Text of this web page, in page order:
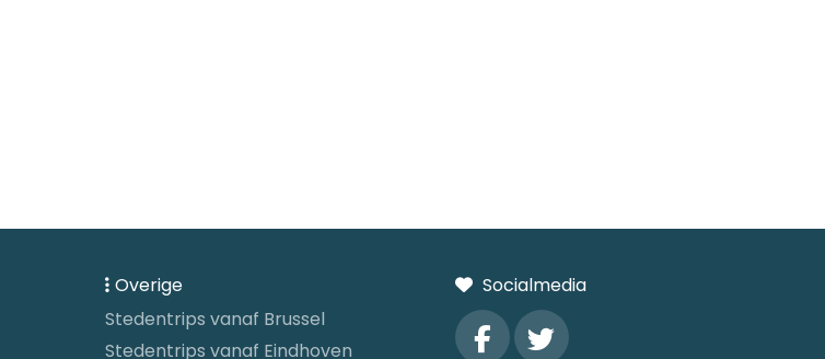
Overige
Stedentrips vanaf Brussel
Stedentrips vanaf Eindhoven
Socialmedia